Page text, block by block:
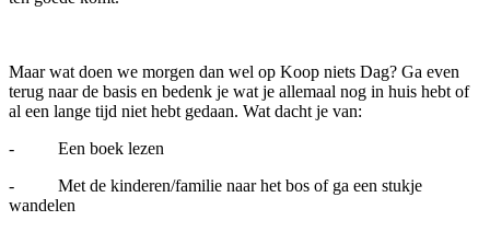
Maar wat doen we morgen dan wel op Koop niets Dag? Ga even
terug naar de basis en bedenk je wat je allemaal nog in huis hebt of
al een lange tijd niet hebt gedaan. Wat dacht je van:
- Een boek lezen
- Met de kinderen/familie naar het bos of ga een stukje
wandelen